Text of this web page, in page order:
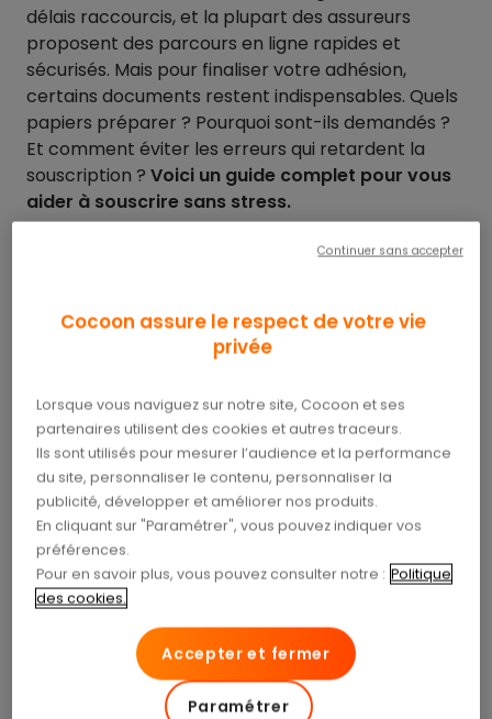
délais raccourcis, et la plupart des assureurs
proposent des parcours en ligne rapides et
sécurisés. Mais pour finaliser votre adhésion,
certains documents restent indispensables. Quels
papiers préparer ? Pourquoi sont-ils demandés ?
Et comment éviter les erreurs qui retardent la
souscription ? Voici un guide complet pour vous
aider à souscrire sans stress.
complémentaire santé : un
processus simplifié
En 2026, la souscription à une mutuelle santé se
fait en quelques clics. Vous pouvez choisir votre
contrat en ligne, signer électroniquement et
transmettre vos documents via une plateforme
sécurisée.Fini les dossiers papier interminables !
En général, un contrat individuel est actif sous
quelques jours après validation des pièces. Pour un
contrat collectif
peuvent être un peu plus longs, car il faut parfois
des validations supplémentaires.Mais dans tous
les cas, la procédure est bien plus rapide
Cocoon assure le respect de votre vie
privée
Lorsque vous naviguez sur notre site, Cocoon et ses
partenaires utilisent des cookies et autres traceurs.
Ils sont utilisés pour mesurer l’audience et la performance
du site, personnaliser le contenu, personnaliser la
publicité, développer et améliorer nos produits.
En cliquant sur "Paramétrer", vous pouvez indiquer vos
préférences.
Pour en savoir plus, vous pouvez consulter notre : Politique
des cookies.
Accepter et fermer
Paramétrer
Continuer sans accepter